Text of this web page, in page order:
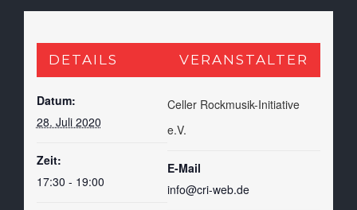
DETAILS
Datum:
28. Juli 2020
Zeit:
17:30 - 19:00
VERANSTALTER
Celler Rockmusik-Initiative
e.V.
E-Mail
info@cri-web.de